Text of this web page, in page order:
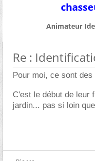
Animateur
Re :
Pour moi, ce sont
C'est le début de leur
jardin... pas si loin